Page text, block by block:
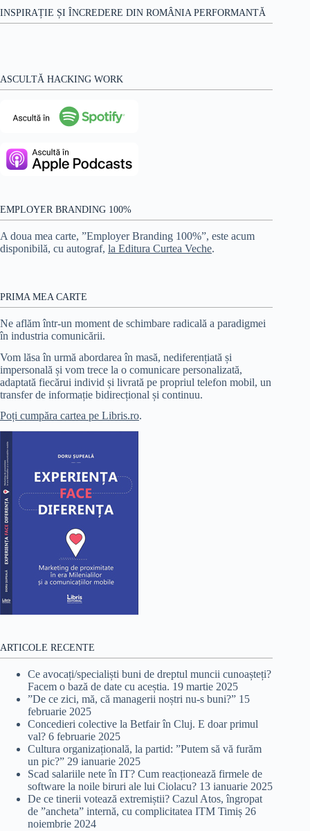
INSPIRAȚIE ȘI ÎNCREDERE DIN ROMÂNIA PERFORMANTĂ
ASCULTĂ HACKING WORK
EMPLOYER BRANDING 100%
A doua mea carte, ”Employer Branding 100%”, este acum
disponibilă, cu autograf, la Editura Curtea Veche.
PRIMA MEA CARTE
Ne aflăm într-un moment de schimbare radicală a paradigmei
în industria comunicării.
Vom lăsa în urmă abordarea în masă, nediferențiată și
impersonală și vom trece la o comunicare personalizată,
adaptată fiecărui individ și livrată pe propriul telefon mobil, un
transfer de informație bidirecțional și continuu.
Poți cumpăra cartea pe Libris.ro.
ARTICOLE RECENTE
Ce avocați/specialiști buni de dreptul muncii cunoașteți?
Facem o bază de date cu aceștia. 19 martie 2025
”De ce zici, mă, că managerii noștri nu-s buni?” 15
februarie 2025
Concedieri colective la Betfair în Cluj. E doar primul
val? 6 februarie 2025
Cultura organizațională, la partid: ”Putem să vă furăm
un pic?” 29 ianuarie 2025
Scad salariile nete în IT? Cum reacționează firmele de
software la noile biruri ale lui Ciolacu? 13 ianuarie 2025
De ce tinerii votează extremiștii? Cazul Atos, îngropat
de ”ancheta” internă, cu complicitatea ITM Timiș 26
noiembrie 2024